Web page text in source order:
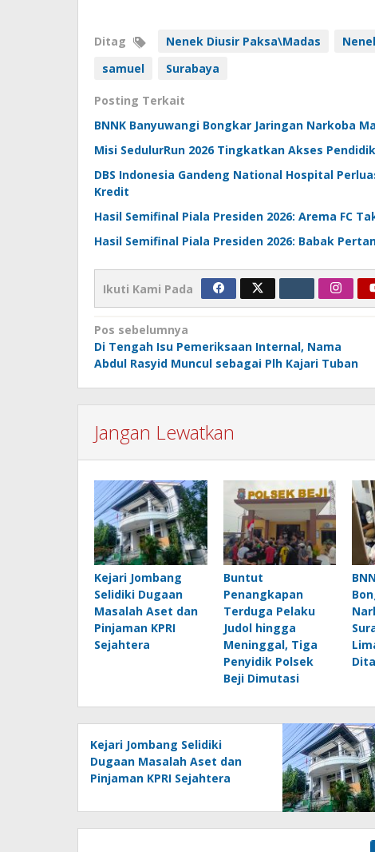
Ditag Nenek Diusir Paksa\Madas
samuel
Surabaya
Posting Terkait
BNNK Banyuwangi Bongkar Jaringan Narkoba
Misi SedulurRun 2026 Tingkatkan Akses
DBS Indonesia Gandeng National Hospital
Kredit
Hasil Semifinal Piala Presiden 2026: Arema FC
Hasil Semifinal Piala Presiden 2026: Babak
Ikuti Kami Pada
Navigasi
pos
Pos sebelumnya
Di Tengah Isu Pemeriksaan Internal, Nama
Abdul Rasyid Muncul sebagai Plh Kajari Tuban
Jangan Lewatkan
Kejari Jombang
Selidiki Dugaan
Masalah Aset dan
Pinjaman KPRI
Sejahtera
Buntut
Penangkapan
Terduga Pelaku
Judol hingga
Meninggal, Tiga
Penyidik Polsek
Beji Dimutasi
Kejari Jombang Selidiki
Dugaan Masalah Aset dan
Pinjaman KPRI Sejahtera